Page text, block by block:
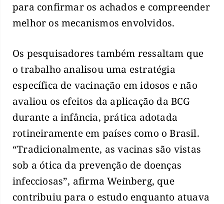
para confirmar os achados e compreender
melhor os mecanismos envolvidos.
Os pesquisadores também ressaltam que
o trabalho analisou uma estratégia
específica de vacinação em idosos e não
avaliou os efeitos da aplicação da BCG
durante a infância, prática adotada
rotineiramente em países como o Brasil.
“Tradicionalmente, as vacinas são vistas
sob a ótica da prevenção de doenças
infecciosas”, afirma Weinberg, que
contribuiu para o estudo enquanto atuava